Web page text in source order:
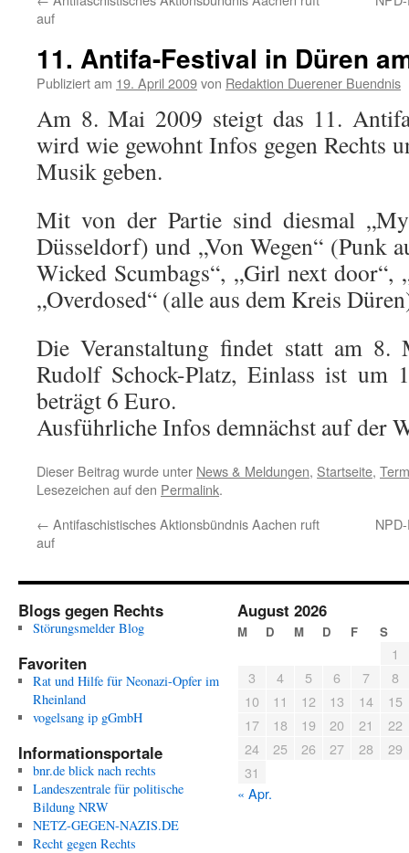
auf
11. Antifa-Festival in Düren
Publiziert am 19. April 2009von Redaktion Duerener Buendnis
Am 8. Mai 2009 steigt das 11.
wird wie gewohnt Infos gegen Rechts
Musik geben.
Mit von der Partie sind diesmal
Düsseldorf) und „Von Wegen“ (Punk
Wicked Scumbags“, „Girl next door“,
„Overdosed“ (alle aus dem Kreis
Die Veranstaltung findet statt am
Rudolf Schock-Platz, Einlass ist um
beträgt 6 Euro.
Ausführliche Infos demnächst auf der
Dieser Beitrag wurde unter News & Meldungen, Startseite,
Lesezeichen auf den Permalink.
← Antifaschistisches Aktionsbündnis Aachen ruft
auf
Blogs gegen Rechts
Störungsmelder Blog
Favoriten
Rat und Hilfe für Neonazi-Opfer im
Rheinland
vogelsang ip gGmbH
Informationsportale
bnr.de blick nach rechts
Landeszentrale für politische
Bildung NRW
NETZ-GEGEN-NAZIS.DE
Recht gegen Rechts
August 2026
M D M D F S
1
3
4 5 6 7
8
10
11 12 13 14
15
17
18 19 20 21
22
24
25 26 27 28
29
31
« Apr.